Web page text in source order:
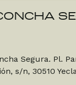
Segura. Pl.
s/n, 30510